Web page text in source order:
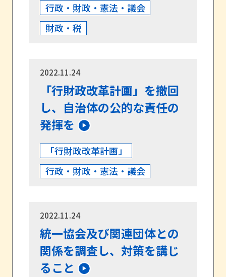
行政・財政・憲法・議会
財政・税
2022.11.24
「行財政改革計画」を撤回
し、自治体の公的な責任の
発揮を
「行財政改革計画」
行政・財政・憲法・議会
2022.11.24
統一協会及び関連団体との
関係を調査し、対策を講じ
ること